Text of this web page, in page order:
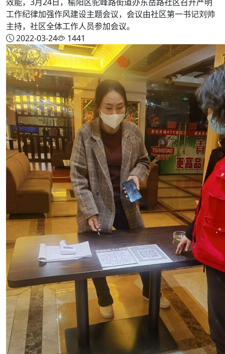
工作纪律加强作风建设主题会议，会议由社区第一书记刘帅
主持，社区全体工作人员参加会议。
2022-03-24
1441